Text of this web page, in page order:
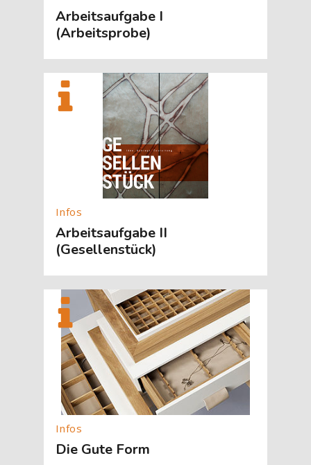
Arbeitsaufgabe I
(Arbeitsprobe)
[Cocoon] About (Text with Image) überspringen
Arbeitsaufgabe II
(Gesellenstück)
[Cocoon] About (Text with Image) überspringen
Die Gute Form